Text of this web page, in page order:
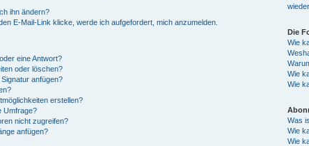
ihn ändern?
E-Mail-Link klicke, werde ich aufgefordert, mich anzumelden.
eine Antwort?
oder löschen?
anfügen?
erstellen?
Umfrage?
nicht zugreifen?
anfügen?
Die
Wie
Wie
Wie
Was
Wie
Wie